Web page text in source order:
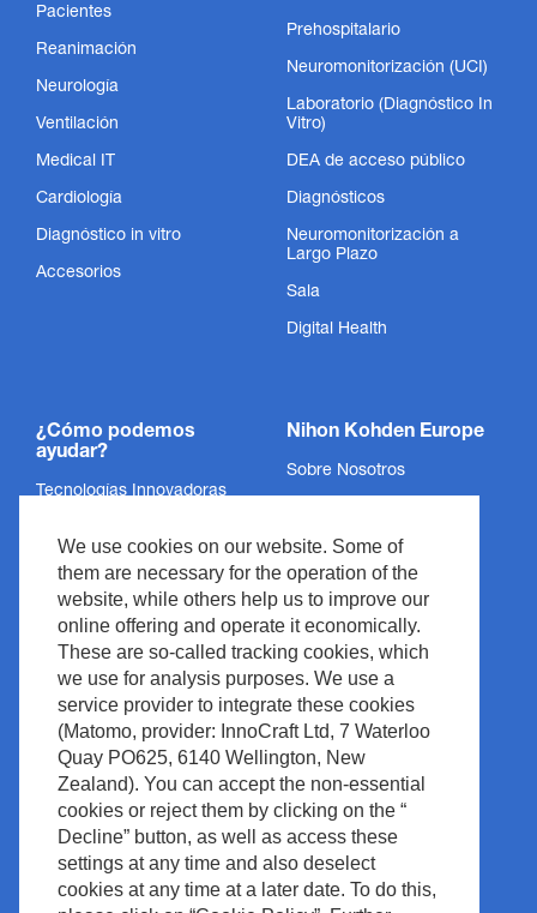
We use cookies on our website. Some of
them are necessary for the operation of the
website, while others help us to improve our
online offering and operate it economically.
These are so-called tracking cookies, which
we use for analysis purposes. We use a
service provider to integrate these cookies
(Matomo, provider: InnoCraft Ltd, 7 Waterloo
Quay PO625, 6140 Wellington, New
Zealand). You can accept the non-essential
cookies or reject them by clicking on the “
Decline” button, as well as access these
settings at any time and also deselect
cookies at any time at a later date. To do this,
Pacientes
Reanimación
Neurología
Ventilación
Medical IT
Cardiología
Diagnóstico in vitro
Accesorios
Prehospitalario
Neuromonitorización (UCI)
Laboratorio (Diagnóstico In
Vitro)
DEA de acceso público
Diagnósticos
Neuromonitorización a
Largo Plazo
Sala
Digital Health
¿Cómo podemos
ayudar?
Tecnologías Innovadoras
Soporte
Noticias y Eventos
Descargas
Contacto
Nihon Kohden Europe
Sobre Nosotros
Aviso Legal
Legal y Cumplimiento
Derechos de Autor
Política del Sitio
Waste Management